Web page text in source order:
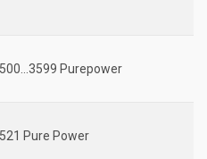
Purepower
Pure Power